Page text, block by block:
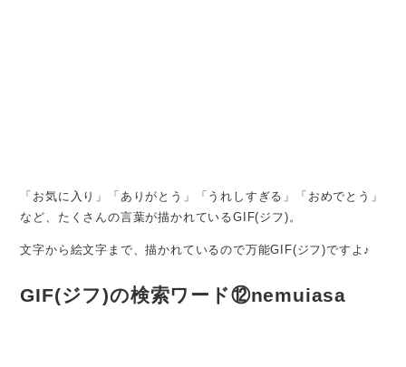
「お気に入り」「ありがとう」「うれしすぎる」「おめでとう」
など、たくさんの言葉が描かれているGIF(ジフ)。
文字から絵文字まで、描かれているので万能GIF(ジフ)ですよ♪
GIF(ジフ)の検索ワード⑫nemuiasa